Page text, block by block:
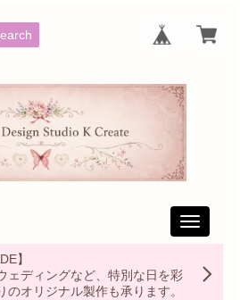
Toggle
】
ェディングなど、特別な日を彩
のオリジナル製作も承ります。